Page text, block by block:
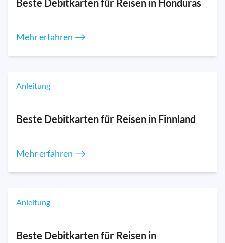
Beste Debitkarten für Reisen in Honduras
Mehr erfahren ⟶
Anleitung
Beste Debitkarten für Reisen in Finnland
Mehr erfahren ⟶
Anleitung
Beste Debitkarten für Reisen in